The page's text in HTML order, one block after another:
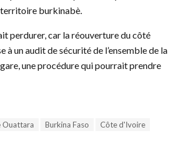
burkinabè.
perdurer, car la réouverture du côté
à un audit de sécurité de l’ensemble de la
une procédure qui pourrait prendre
Ouattara Burkina Faso
Côte d'Ivoire